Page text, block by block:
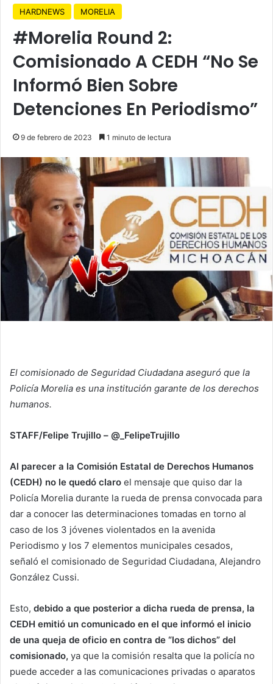
HARDNEWS MORELIA
#Morelia Round 2:
Comisionado A CEDH “No Se
Informó Bien Sobre
Detenciones En Periodismo”
9 de febrero de 2023 1 minuto de lectura
El comisionado de Seguridad Ciudadana aseguró que la
Policía Morelia es una institución garante de los derechos
humanos.
STAFF/Felipe Trujillo – @_FelipeTrujillo
Al parecer a la Comisión Estatal de Derechos Humanos
(CEDH) no le quedó claro el mensaje que quiso dar la
Policía Morelia durante la rueda de prensa convocada para
dar a conocer las determinaciones tomadas en torno al
caso de los 3 jóvenes violentados en la avenida
Periodismo y los 7 elementos municipales cesados,
señaló el comisionado de Seguridad Ciudadana, Alejandro
González Cussi.
Esto, debido a que posterior a dicha rueda de prensa, la
CEDH emitió un comunicado en el que informó el inicio
de una queja de oficio en contra de “los dichos” del
comisionado, ya que la comisión resalta que la policía no
puede acceder a las comunicaciones privadas o aparatos